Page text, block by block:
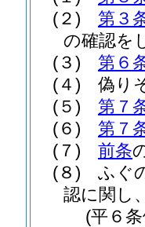
(２)
第３
の確認を
(３)
第６
(４)
偽り
(５)
第７
(６)
第７
(７)
前条
(８)
ふぐ
認に関し
(平６